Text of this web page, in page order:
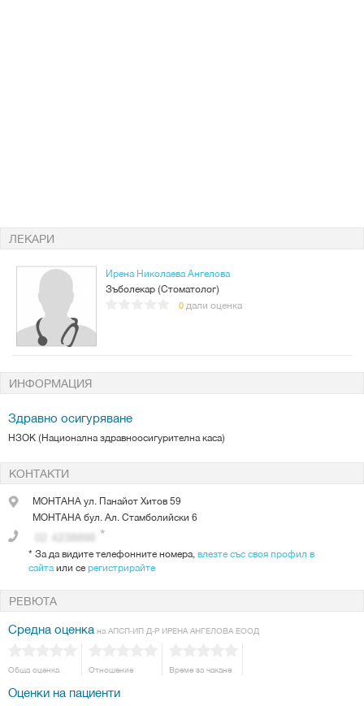
ЛЕКАРИ
Ирена Николаева Ангелова
Зъболекар (Стоматолог)
0 дали оценка
ИНФОРМАЦИЯ
Здравно осигуряване
НЗОК (Национална здравноосигурителна каса)
КОНТАКТИ
МОНТАНАул. Панайот Хитов 59
МОНТАНАбул. Ал. Стамболийски 6
* За да видите телефонните номера, влезте със своя профил в
сайтаили серегистрирайте
РЕВЮТА
Средна оценка на АПСП-ИП Д-Р ИРЕНА АНГЕЛОВА ЕООД
Обща оценка Отношение Време за чакане
Оценки на пациенти